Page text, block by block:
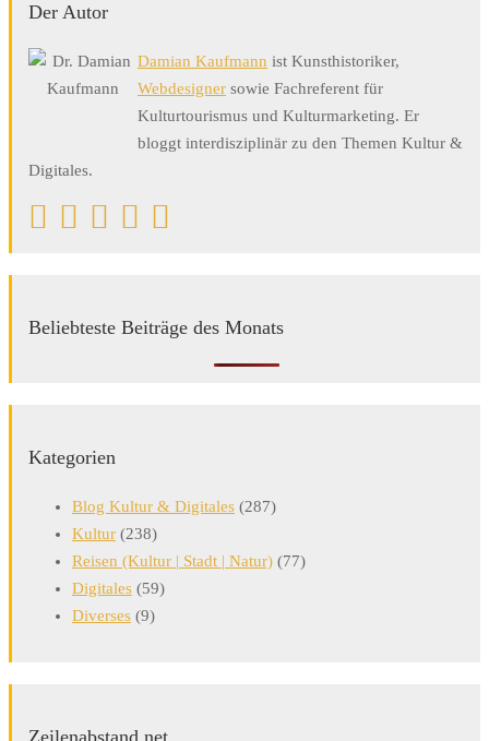
Der Autor
Damian Kaufmann ist Kunsthistoriker,
Webdesigner sowie Fachreferent für
Kulturtourismus und Kulturmarketing. Er
bloggt interdisziplinär zu den Themen Kultur &
Digitales.
Beliebteste Beiträge des Monats
Kategorien
Blog Kultur & Digitales (287)
Kultur (238)
Reisen (Kultur | Stadt | Natur) (77)
Digitales (59)
Diverses (9)